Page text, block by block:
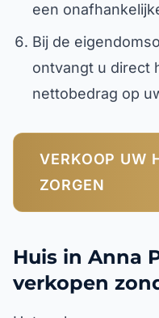
een
Bij de
ontvangt u direct
nettobedrag op
VERKOOP UW
ZORGEN
Huis in Anna
verkopen